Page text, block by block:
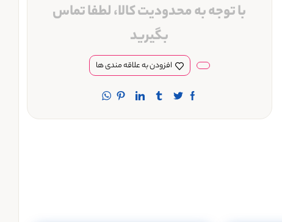
با توجه به محدودیت کالا، لطفا تماس
بگیرید
افزودن به علاقه مندی ها